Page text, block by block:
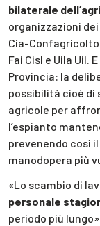
bilaterale
organizzazioni
Cia-
Fai Cisl e Uila Uil.
Provincia: la
possibilità cioè di
agricole per
l’espianto
prevenendo così
manodopera più
«Lo scambio di
personale
periodo più